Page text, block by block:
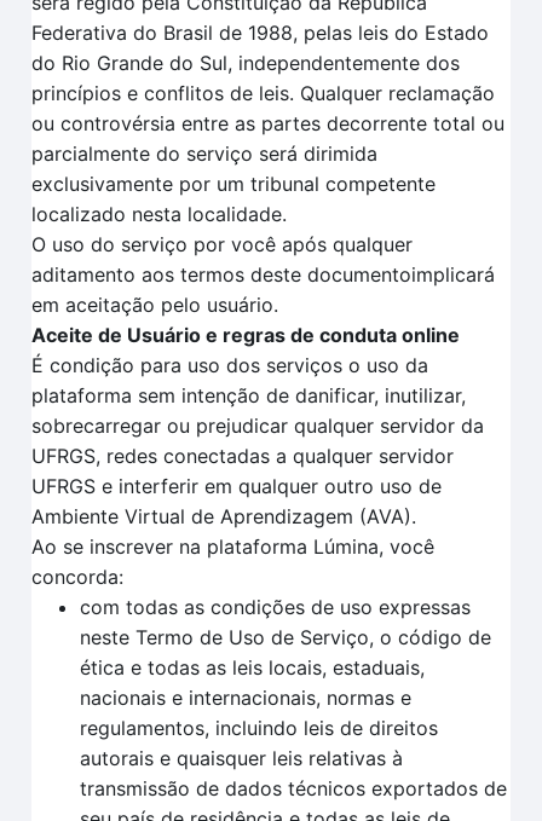
Federativa do Brasil de 1988, pelas leis do Estado
do Rio Grande do Sul, independentemente dos
princípios e conflitos de leis. Qualquer reclamação
ou controvérsia entre as partes decorrente total ou
parcialmente do serviço será dirimida
exclusivamente por um tribunal competente
localizado nesta localidade.
O uso do serviço por você após qualquer
aditamento aos termos deste documentoimplicará
em aceitação pelo usuário.
Aceite de Usuário e regras de conduta online
É condição para uso dos serviços o uso da
plataforma sem intenção de danificar, inutilizar,
sobrecarregar ou prejudicar qualquer servidor da
UFRGS, redes conectadas a qualquer servidor
UFRGS e interferir em qualquer outro uso de
Ambiente Virtual de Aprendizagem (AVA).
Ao se inscrever na plataforma Lúmina, você
concorda:
com todas as condições de uso expressas
neste Termo de Uso de Serviço, o código de
ética e todas as leis locais, estaduais,
nacionais e internacionais, normas e
regulamentos, incluindo leis de direitos
autorais e quaisquer leis relativas à
transmissão de dados técnicos exportados de